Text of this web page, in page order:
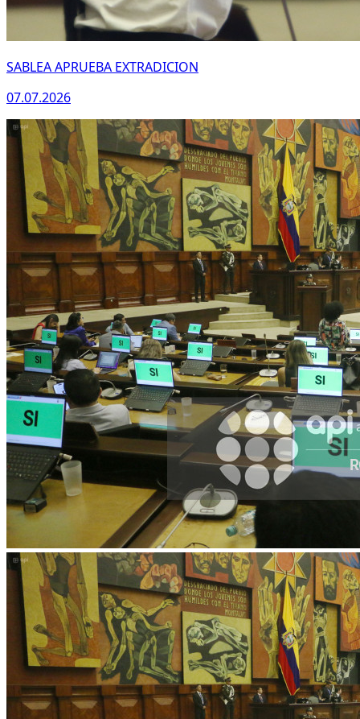
SABLEA APRUEBA EXTRADICION
07.07.2026